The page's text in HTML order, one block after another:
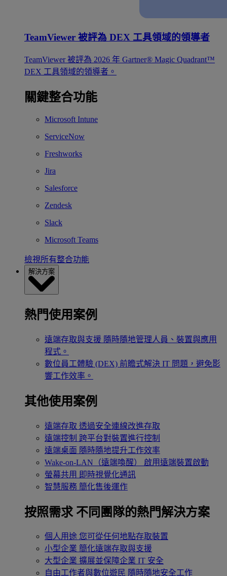
TeamViewer 被評為 DEX 工具領域的領導者
TeamViewer 被評為 2026 年 Gartner® Magic Quadrant™
DEX 工具領域的領導者。
關鍵整合功能
Microsoft Intune
ServiceNow
Freshworks
Jira
Salesforce
Zendesk
Slack
Microsoft Teams
檢視所有整合功能
解決方案
熱門使用案例
遠端存取與支援 隨時隨地管理人員、裝置與應用
程式。
數位員工體驗 (DEX) 前瞻式解決 IT 問題，避免影
響工作效率。
其他使用案例
遠端存取 透過安全連線改進存取
遠端控制 跨平台對裝置進行控制
遠端桌面 隨時隨地提升工作效率
Wake-on-LAN（遠端喚醒）
啟用遠端裝置啟動
螢幕共用 即時視覺化通訊
智慧服務 簡化售後運作
按照需求 不同團隊的熱門解決方案
個人用途 您可從任何地點存取裝置
小型企業 簡化遠端存取與支援
大型企業 擴展並保障企業 IT 安全
自由工作者與數位遊民 隨時隨地安全工作